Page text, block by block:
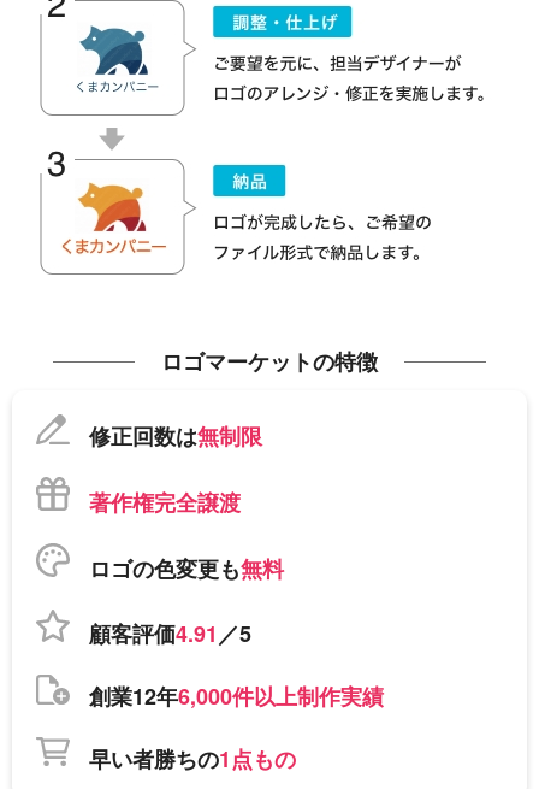
ロゴマーケットの特徴
修正回数は無制限
著作権完全譲渡
ロゴの色変更も無料
顧客評価4.91／5
創業12年6,000件以上制作実績
早い者勝ちの1点もの